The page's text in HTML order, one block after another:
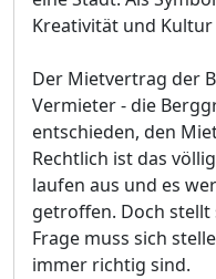
Kreativität und
Der Mietvertrag der
Vermieter - die
entschieden, den
Rechtlich ist das
laufen aus und es
getroffen. Doch stellt
Frage muss sich
immer richtig sind.